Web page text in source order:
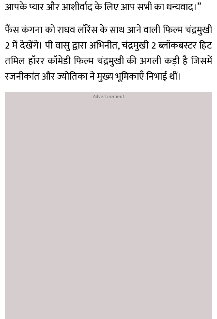
आपके प्यार और आशीर्वाद के लिए आप सभी का धन्यवाद।”
फैंस कंगना को राघव लॉरेंस के साथ आने वाली फिल्म चंद्रमुखी
2 में देखेंगे। पी वासु द्वारा अभिनीत, चंद्रमुखी 2 ब्लॉकबस्टर हिट
तमिल हॉरर कॉमेडी फिल्म चंद्रमुखी की अगली कड़ी है जिसमें
रजनीकांत और ज्योतिका ने मुख्य भूमिकाएँ निभाई थीं।